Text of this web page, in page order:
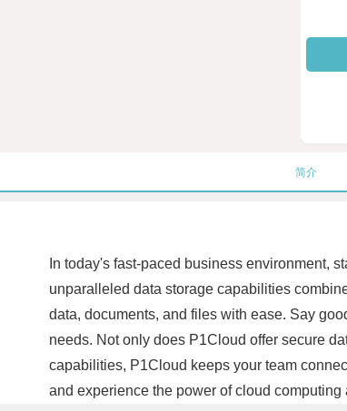
简介
In today's fast-paced business environment,
unparalleled data storage capabilities
data, documents, and files with ease. Say
needs. Not only does P1Cloud offer secure
capabilities, P1Cloud keeps your team
and experience the power of cloud